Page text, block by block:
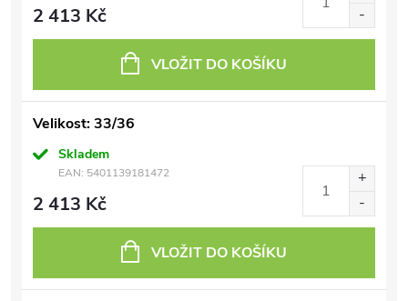
2 413 Kč
VLOŽIT DO KOŠÍKU
Velikost: 33/36
Skladem
EAN: 5401139181472
2 413 Kč
VLOŽIT DO KOŠÍKU